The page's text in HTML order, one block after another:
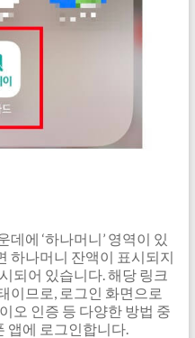
에 ‘하나머니’ 영역이 있
하나머니 잔액이 표시되지
되어 있습니다. 해당 링크
이므로, 로그인 화면으로
오 인증 등 다양한 방법 중
앱에 로그인합니다.